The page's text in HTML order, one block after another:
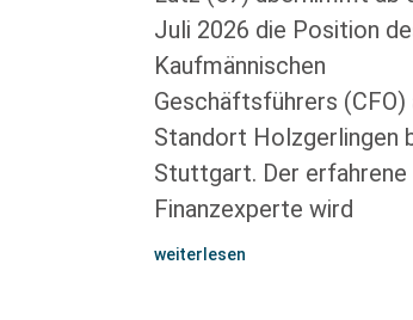
Juli 2026 die Position
Kaufmännischen
Geschäftsführers (CFO)
Standort Holzgerlingen
Stuttgart. Der erfahrene
Finanzexperte wird
weiterlesen